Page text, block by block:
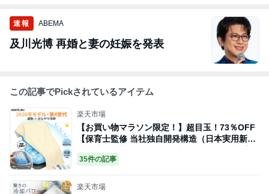
速報 ABEMA
及川光博 再婚と妻の妊娠を発表
この記事でPickされているアイテム
楽天市場
【お買い物マラソン限定！】超目玉！73％OFF
【保育士監修 当社独自開発構造（日本実用新案
ゼント！】チャイルドシート 遮熱 カバー 暑さ
ベビーカー 車用 取り付け簡単
35件の記事
楽天市場